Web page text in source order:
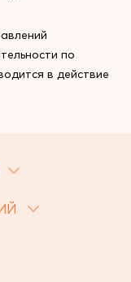
по
в действие